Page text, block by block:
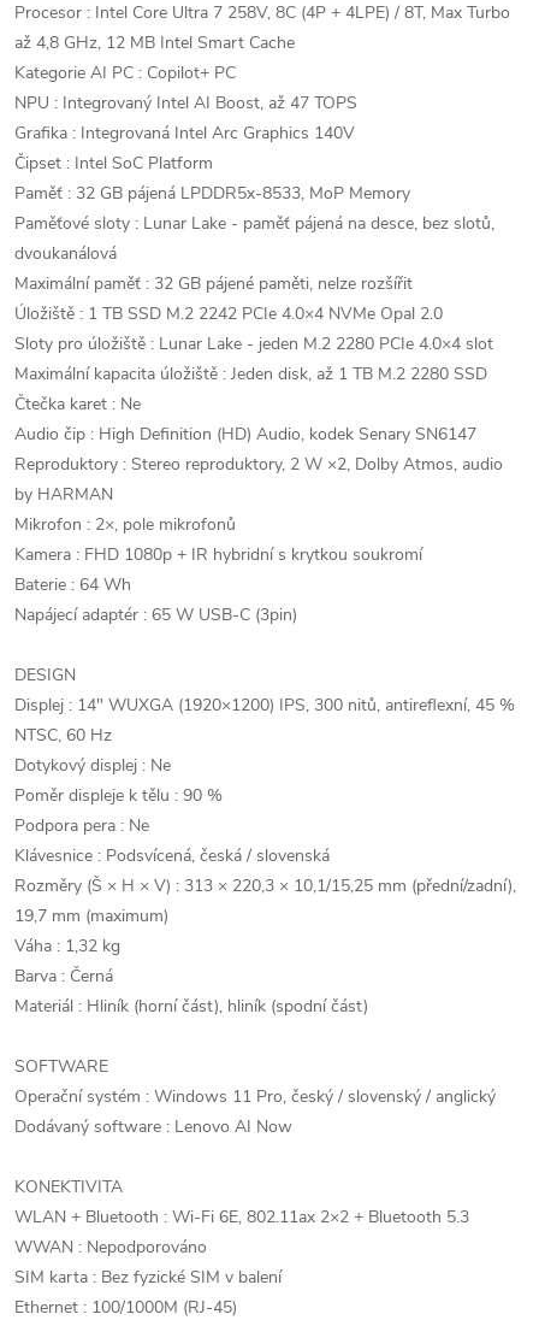
Procesor : Intel Core Ultra 7 258V, 8C (4P + 4LPE) / 8T, Max Turbo
až 4,8 GHz, 12 MB Intel Smart Cache
Kategorie AI PC : Copilot+ PC
NPU : Integrovaný Intel AI Boost, až 47 TOPS
Grafika : Integrovaná Intel Arc Graphics 140V
Čipset : Intel SoC Platform
Paměť : 32 GB pájená LPDDR5x-8533, MoP Memory
Paměťové sloty : Lunar Lake - paměť pájená na desce, bez slotů,
dvoukanálová
Maximální paměť : 32 GB pájené paměti, nelze rozšířit
Úložiště : 1 TB SSD M.2 2242 PCIe 4.0×4 NVMe Opal 2.0
Sloty pro úložiště : Lunar Lake - jeden M.2 2280 PCIe 4.0×4 slot
Maximální kapacita úložiště : Jeden disk, až 1 TB M.2 2280 SSD
Čtečka karet : Ne
Audio čip : High Definition (HD) Audio, kodek Senary SN6147
Reproduktory : Stereo reproduktory, 2 W ×2, Dolby Atmos, audio
by HARMAN
Mikrofon : 2×, pole mikrofonů
Kamera : FHD 1080p + IR hybridní s krytkou soukromí
Baterie : 64 Wh
Napájecí adaptér : 65 W USB-C (3pin)
DESIGN
Displej : 14" WUXGA (1920×1200) IPS, 300 nitů, antireflexní, 45 %
NTSC, 60 Hz
Dotykový displej : Ne
Poměr displeje k tělu : 90 %
Podpora pera : Ne
Klávesnice : Podsvícená, česká / slovenská
Rozměry (Š × H × V) : 313 × 220,3 × 10,1/15,25 mm (přední/zadní),
19,7 mm (maximum)
Váha : 1,32 kg
Barva : Černá
Materiál : Hliník (horní část), hliník (spodní část)
SOFTWARE
Operační systém : Windows 11 Pro, český / slovenský / anglický
Dodávaný software : Lenovo AI Now
KONEKTIVITA
WLAN + Bluetooth : Wi-Fi 6E, 802.11ax 2×2 + Bluetooth 5.3
WWAN : Nepodporováno
SIM karta : Bez fyzické SIM v balení
Ethernet : 100/1000M (RJ-45)